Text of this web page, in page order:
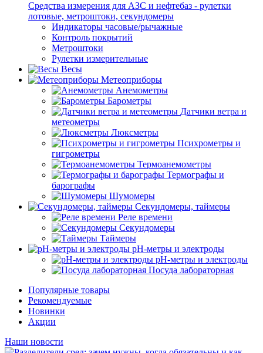
Средства измерения для АЗС и нефтебаз - рулетки
лотовые, метроштоки, секундомеры
Индикаторы часовые/рычажные
Контроль покрытий
Метроштоки
Рулетки измерительные
Весы
Метеоприборы
Анемометры
Барометры
Датчики ветра и
метеометры
Люксметры
Психрометры и
гигрометры
Термоанемометры
Термографы и
барографы
Шумомеры
Секундомеры, таймеры
Реле времени
Секундомеры
Таймеры
pH-метры и электроды
pH-метры и электроды
Посуда лабораторная
Популярные товары
Рекомендуемые
Новинки
Акции
Наши новости